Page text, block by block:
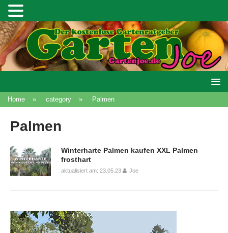
Home » category » Palmen
Palmen
Winterharte Palmen kaufen XXL Palmen
frosthart
aktualisiert am: 23.05.23 Joe